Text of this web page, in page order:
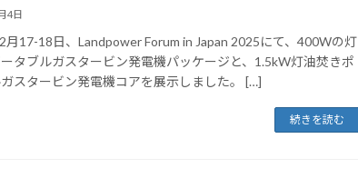
4日
月17-18日、Landpower Forum in Japan 2025にて、400Wの灯
タブルガスタービン発電機パッケージと、1.5kW灯油焚きポ
スタービン発電機コアを展示しました。 […]
続きを読む